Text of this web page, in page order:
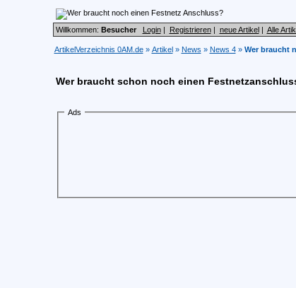
Willkommen: Besucher Login| Registrieren| neue Artikel| Alle
ArtikelVerzeichnis 0AM.de» Artikel» News » News 4» Wer braucht
Wer braucht schon noch einen
Ads